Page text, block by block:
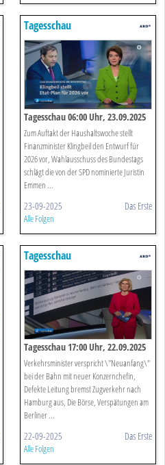
Tagesschau
Tagesschau 06:00 Uhr, 23.09.2025
Zum Auftakt der Haushaltswoche stellt
Finanzminister Klingbeil den Entwurf für
2026 vor, Wahlausschuss des Bundestags
schlägt die von der SPD nominierte Juristin
Emmen ...
23-09-2025 Das Erste
Alle Folgen
Tagesschau
Tagesschau 17:00 Uhr, 22.09.2025
Verkehrsminister verspricht \"Neuanfang\"
bei der Bahn mit neuer Konzernchefin,
Defekte Leitung bremst Zugverkehr nach
Hamburg aus, Die Börse, Verspätungen am
Berliner ...
22-09-2025 Das Erste
Alle Folgen